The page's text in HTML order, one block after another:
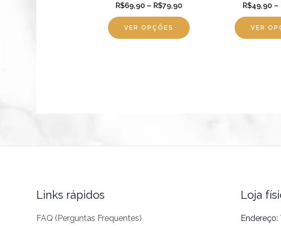
R$69,90 – R$79,90
VER OPÇÕES
produto
R$49,90 –
VER
Links rápidos
FAQ (Perguntas Frequentes)
Loja
Endereço: